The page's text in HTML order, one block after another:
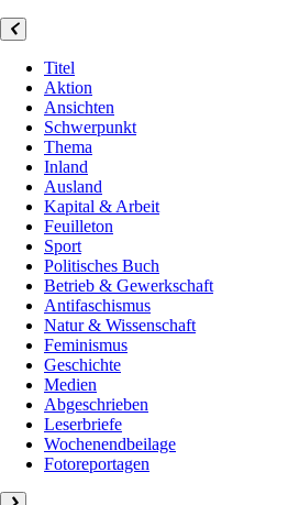
Titel
Aktion
Ansichten
Schwerpunkt
Thema
Inland
Ausland
Kapital & Arbeit
Feuilleton
Sport
Politisches Buch
Betrieb & Gewerkschaft
Antifaschismus
Natur & Wissenschaft
Feminismus
Geschichte
Medien
Abgeschrieben
Leserbriefe
Wochenendbeilage
Fotoreportagen